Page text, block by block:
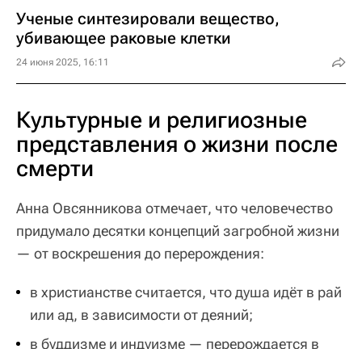
Ученые синтезировали вещество,
убивающее раковые клетки
24 июня 2025, 16:11
Культурные и религиозные
представления о жизни после
смерти
Анна Овсянникова отмечает, что человечество
придумало десятки концепций загробной жизни
— от воскрешения до перерождения:
в христианстве считается, что душа идёт в рай
или ад, в зависимости от деяний;
в буддизме и индуизме — перерождается в